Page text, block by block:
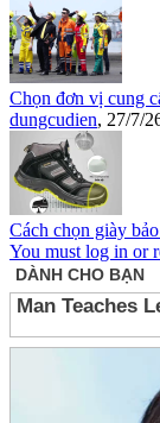
Chọn đơn vị cung
dungcudien, 27/7/
Cách chọn giày
You must log in or